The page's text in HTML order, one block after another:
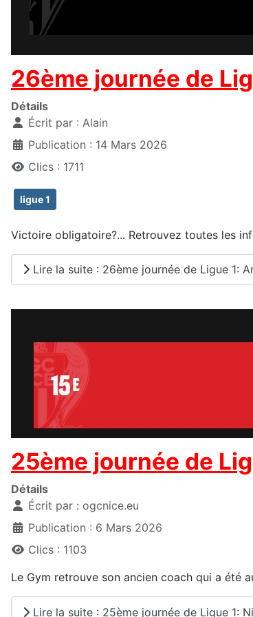
26ème journée de
Détails
Écrit par : Alain
Publication : 14 Mars 2026
Clics : 1711
ligue 1
Victoire obligatoire?... Retrouvez toutes les
Lire la suite : 26ème journée de Ligue 1:
25ème journée de
Détails
Écrit par : ogcnice.eu
Publication : 6 Mars 2026
Clics : 1103
Le Gym retrouve son ancien coach qui a été
Lire la suite : 25ème journée de Ligue 1: